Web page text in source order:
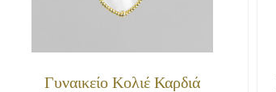
Γυναικείο Κολιέ Καρδιά